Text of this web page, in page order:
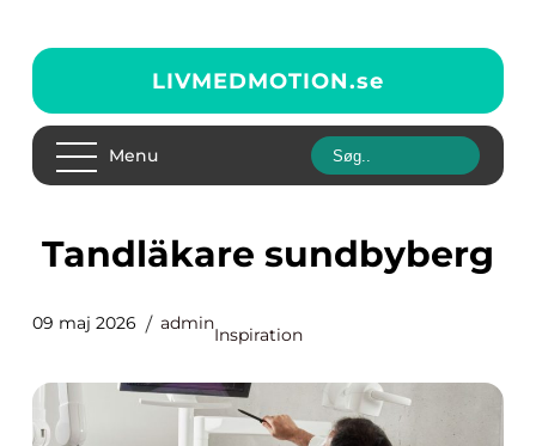
LIVMEDMOTION.se
Menu
Tandläkare sundbyberg
09 maj 2026 admin
Inspiration